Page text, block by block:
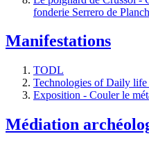
fonderie Serrero de
Manifestations
TODL
Technologies of Daily
Exposition - Couler le
Médiation